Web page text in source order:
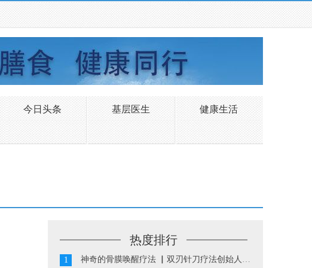
今日头条 基层医生
健康生活
热度排行
1 神奇的骨膜唤醒疗法 ▏双刃针刀疗法创始人陈振华...